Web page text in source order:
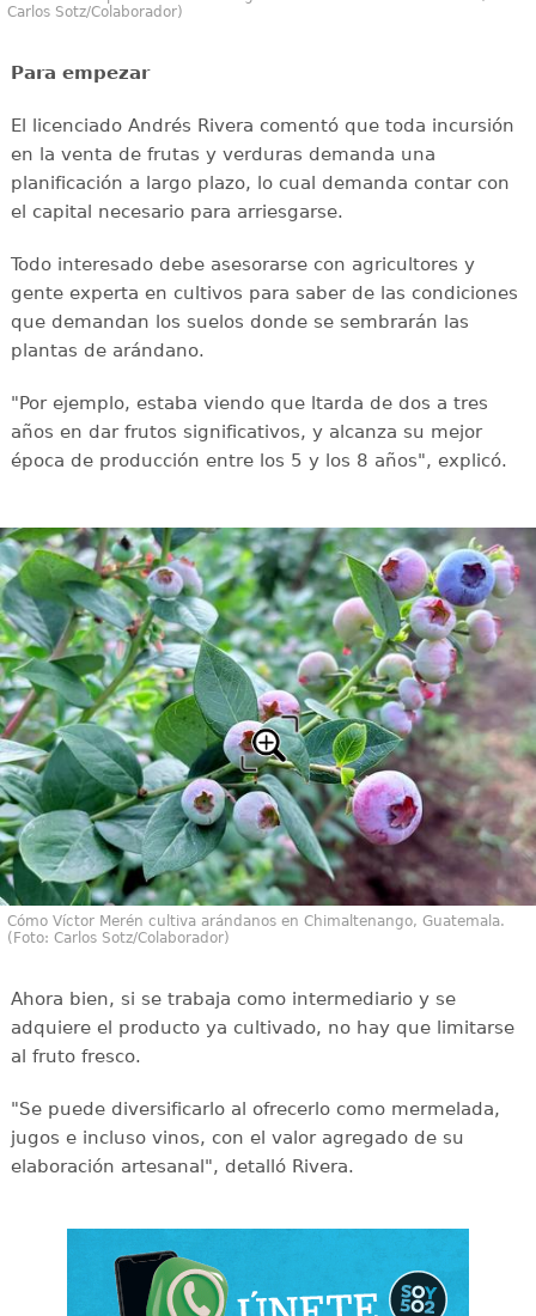
Carlos Sotz/Colaborador)
Para empezar
El licenciado Andrés Rivera comentó que toda incursión
en la venta de frutas y verduras demanda una
planificación a largo plazo, lo cual demanda contar con
el capital necesario para arriesgarse.
Todo interesado debe asesorarse con agricultores y
gente experta en cultivos para saber de las condiciones
que demandan los suelos donde se sembrarán las
plantas de arándano.
"Por ejemplo, estaba viendo que ltarda de dos a tres
años en dar frutos significativos, y alcanza su mejor
época de producción entre los 5 y los 8 años", explicó.
Cómo Víctor Merén cultiva arándanos en Chimaltenango, Guatemala.
(Foto: Carlos Sotz/Colaborador)
Ahora bien, si se trabaja como intermediario y se
adquiere el producto ya cultivado, no hay que limitarse
al fruto fresco.
"Se puede diversificarlo al ofrecerlo como mermelada,
jugos e incluso vinos, con el valor agregado de su
elaboración artesanal", detalló Rivera.